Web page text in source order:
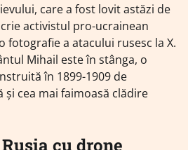
care a fost lovit astăzi de
activistul pro-ucrainean
fotografie a atacului rusesc la X.
Mihail este în stânga, o
în 1899-1909 de
cea mai faimoasă clădire
cu drone